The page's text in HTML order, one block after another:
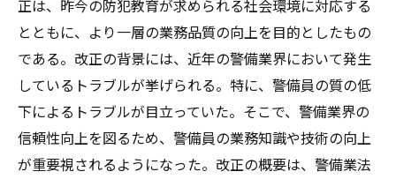
正は、昨今の防犯教育が求められる社会環境に対応する
とともに、より一層の業務品質の向上を目的としたもの
である。改正の背景には、近年の警備業界において発生
しているトラブルが挙げられる。特に、警備員の質の低
下によるトラブルが目立っていた。そこで、警備業界の
信頼性向上を図るため、警備員の業務知識や技術の向上
が重要視されるようになった。改正の概要は、警備業法